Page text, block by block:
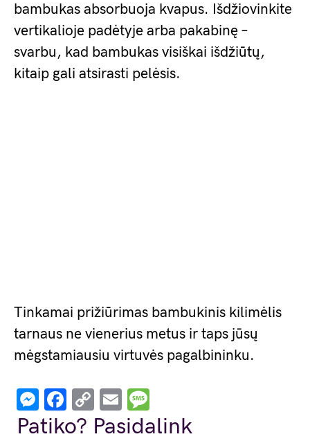
bambukas absorbuoja kvapus. Išdžiovinkite
vertikalioje padėtyje arba pakabinę –
svarbu, kad bambukas visiškai išdžiūtų,
kitaip gali atsirasti pelėsis.
Tinkamai prižiūrimas bambukinis kilimėlis
tarnaus ne vienerius metus ir taps jūsų
mėgstamiausiu virtuvės pagalbininku.
Messenger
Facebook
Copy
Link
Email
Patiko? Pasidalink